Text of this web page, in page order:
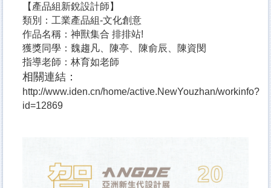
【產品組新銳設計師】
類別：工業產品組-文化創意
作品名稱：神獸集合 排排站!
獲獎同學：魏趨凡、陳亭、陳俞辰、陳資閔
指導老師：林育如老師
相關連結：
http://www.iden.cn/home/active.NewYouzhan/workinfo?
id=12869